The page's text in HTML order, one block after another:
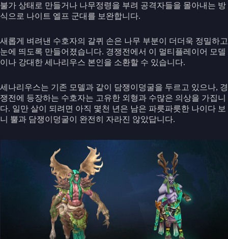
불가 상태로 만들거나 나무정령을 부려 공격자들을 몰아내는 방
식으로 나이트 엘프 군대를 보완합니다.
새롭게 벼려낸 수호자의 갈퀴 손은 나무 부분이 더더욱 정밀하고
눈에 띄도록 만들어졌습니다. 경쟁전에서 이 멀티플레이어 모델
이나 강대한 세나리우스 본인을 소환할 수 있습니다.
세나리우스는 기존 모델과 같이 담쟁이덩굴을 두르고 있으나, 경
쟁전에 등장하는 수호자는 고유한 외형과 수많은 의상을 가집니
다. 일만 살이 되려면 아직 몇천 년은 남은 파릇파릇한 나이다 보
니 뿔과 담쟁이덩굴이 완전히 자라진 않았답니다.